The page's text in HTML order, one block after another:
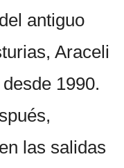
antiguo
Araceli
1990.
las salidas